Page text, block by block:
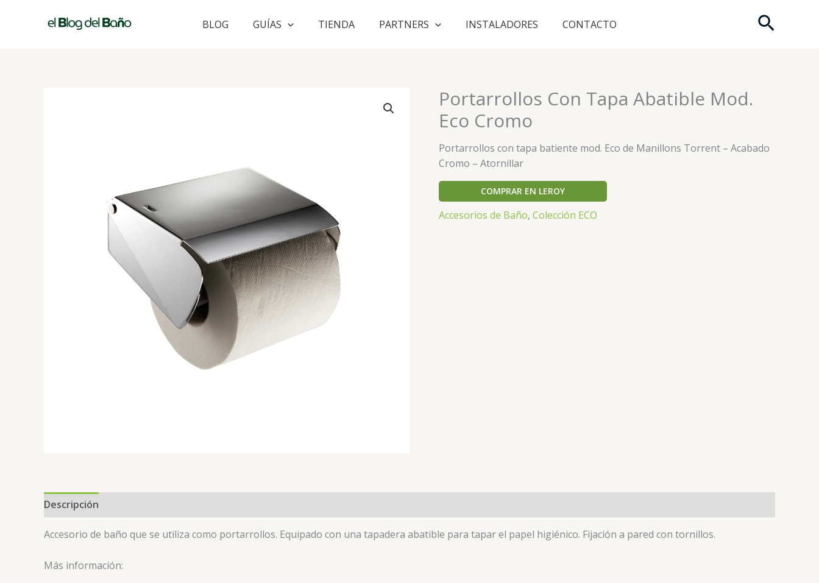
BLOG GUÍAS TIENDA PARTNERS INSTALADORES CONTACTO Buscar
Portarrollos Con Tapa Abatible Mod.
Eco Cromo
Portarrollos con tapa batiente mod. Eco de Manillons Torrent – Acabado
Cromo – Atornillar
COMPRAR EN LEROY
Accesorios de Baño, Colección ECO
Descripción
Accesorio de baño que se utiliza como portarrollos. Equipado con una tapadera abatible para tapar el papel higiénico. Fijación a pared con tornillos.
Más información: